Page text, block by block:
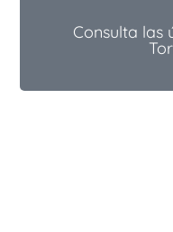
Consulta las